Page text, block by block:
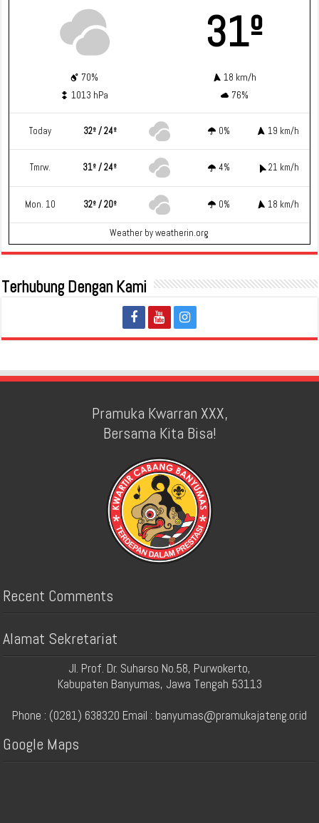
31º
70%
18 km/h
1013 hPa
76%
Today 32º / 24º 0% 19 km/h
Tmrw. 31º / 24º 4% 21 km/h
Mon. 10 32º / 20º 0% 18 km/h
Weather by weatherin.org
Terhubung Dengan Kami
Pramuka Kwarran XXX,
Bersama Kita Bisa!
Recent Comments
Alamat Sekretariat
Jl. Prof. Dr. Suharso No.58, Purwokerto,
Kabupaten Banyumas, Jawa Tengah 53113
Phone : (0281) 638320 Email : banyumas@pramukajateng.or.id
Google Maps